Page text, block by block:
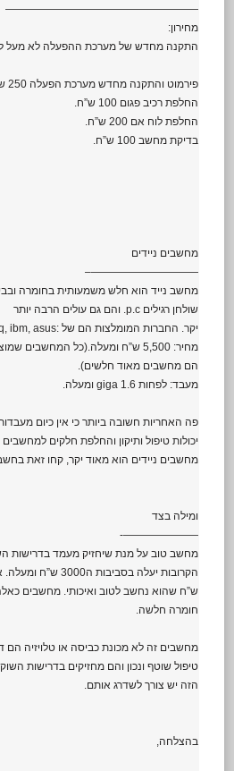
——————————————————
מחירון:
התקנה מחדש של מערכת ההפעלה לא מעל ל200
פירמוט והתקנה מחדש מערכת הפעלה 250 ש”ח.
החלפת רכיב פגום 100 ש”ח.
החלפת לוח אם 200 ש”ח.
בדיקת מחשב 100 ש”ח.
מחשבים ניידים
——————————–
מחשב נייד הוא חלש משמעותית בחומרה
שולחן רגילים p.c. והם גם עולים הרבה יותר
יקר. החברות המומלצות הם של :lg, hp, compaq, ibm, asus.
מחיר: 5,500 ש”ח ומעלה.(כל
הם מחשבים מאוד חלשים).
מעבד: לפחות 1.6 giga ומעלה.
פה האחריות חשובה ביותר כי אין כיום
יכולות טיפול ותיקון והחלפת חלקים למחשבים
מחשבים ניידים הוא מאוד יקר, קחו זאת
ומילה בצד
———————-
ש”ח שהוא נחשב לטוב ואיכותי. מחשבים
חומרה חלשה.
מחשבים זה לא מכונת כביסה או טלויזיה הם
הזה יש צורך לשדרג אותם.
בהצלחה,